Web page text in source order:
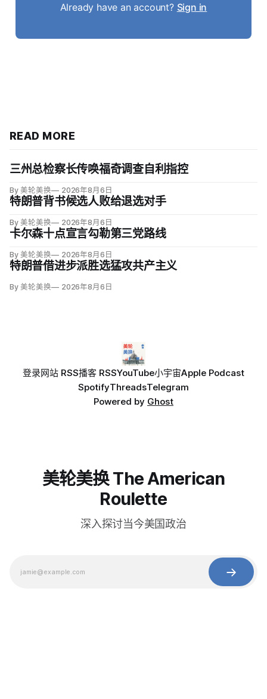
Already have an account? Sign in
READ MORE
三州总检察长传唤福奇调查自利指控
By 美轮美换 2026年8月6日
特朗普背书候选人败给退选对手
By 美轮美换 2026年8月6日
卡尔森十点宣言勾勒第三党路线
By 美轮美换 2026年8月6日
特朗普借进步派胜选猛攻共产主义
By 美轮美换 2026年8月6日
登录网站 RSS播客 RSSYouTube小宇宙Apple Podcast
SpotifyThreadsTelegram
Powered by Ghost
美轮美换 The American
Roulette
深入探讨当今美国政治